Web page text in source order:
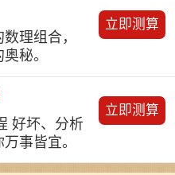
理组合，
秘。
立即测算
好坏、分析
事皆宜。
立即测算